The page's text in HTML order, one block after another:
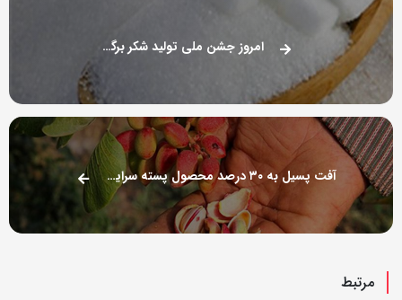
امروز جشن ملی تولید شکر برگزار می‌شود
آفت پسیل به ۳۰ درصد محصول پسته سرایان خسارت زد
مرتبط